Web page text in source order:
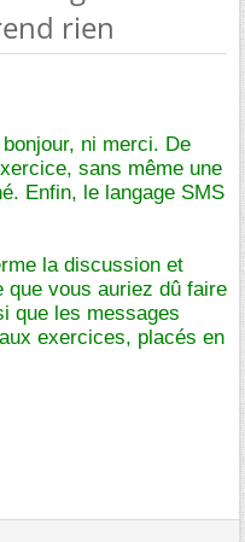
rien
ni merci. De
sans même une
Enfin, le langage SMS
la discussion et
vous auriez dû faire
que les messages
exercices, placés en